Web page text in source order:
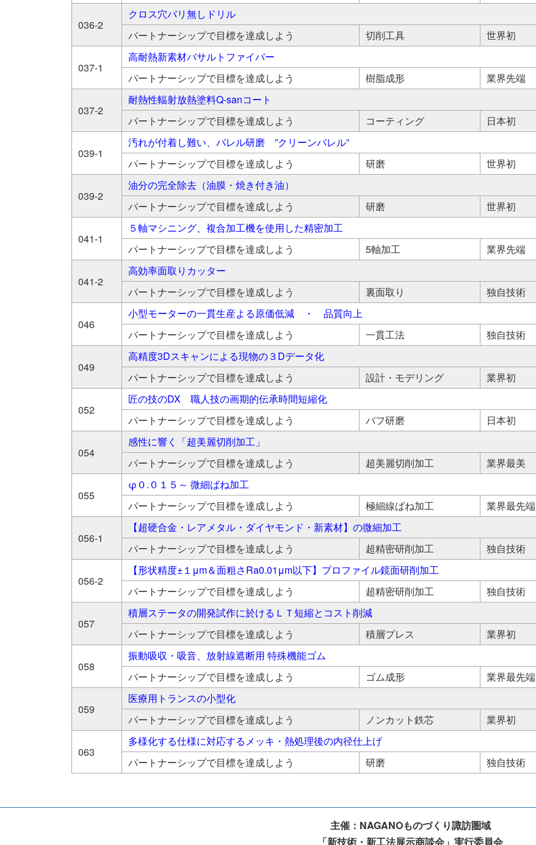
036-2
クロス穴バリ無しドリル
パートナーシップで目標を達成しよう
切削工具 世界初
037-1
高耐熱新素材バサルトファイバー
パートナーシップで目標を達成しよう
樹脂成形 業界先端
037-2
耐熱性輻射放熱塗料Q‐sanコート
パートナーシップで目標を達成しよう
コーティング 日本初
039-1
汚れが付着し難い、バレル研磨 ”クリーンバレル”
パートナーシップで目標を達成しよう
研磨 世界初
039-2
油分の完全除去（油膜・焼き付き油）
パートナーシップで目標を達成しよう
研磨 世界初
041-1
５軸マシニング、複合加工機を使用した精密加工
パートナーシップで目標を達成しよう
5軸加工 業界先端
041-2
高効率面取りカッター
パートナーシップで目標を達成しよう
裏面取り 独自技術
046
小型モーターの一貫生産よる原価低減 ・ 品質向上
パートナーシップで目標を達成しよう
一貫工法 独自技術
049
高精度3Dスキャンによる現物の３Dデータ化
パートナーシップで目標を達成しよう
設計・モデリング 業界初
052
匠の技のDX 職人技の画期的伝承時間短縮化
パートナーシップで目標を達成しよう
バフ研磨 日本初
054
感性に響く「超美麗切削加工」
パートナーシップで目標を達成しよう
超美麗切削加工 業界最美
055
φ０.０１５～ 微細ばね加工
パートナーシップで目標を達成しよう
極細線ばね加工 業界最先端
056-1
【超硬合金・レアメタル・ダイヤモンド・新素材】の微細加工
パートナーシップで目標を達成しよう
超精密研削加工 独自技術
056-2
【形状精度±１μm＆面粗さRa0.01μm以下】プロファイル鏡面研削加工
パートナーシップで目標を達成しよう
超精密研削加工 独自技術
057
積層ステータの開発試作に於けるＬＴ短縮とコスト削減
パートナーシップで目標を達成しよう
積層プレス 業界初
058
振動吸収・吸音、放射線遮断用 特殊機能ゴム
パートナーシップで目標を達成しよう
ゴム成形 業界最先端
059
医療用トランスの小型化
パートナーシップで目標を達成しよう
ノンカット鉄芯 業界初
063
多様化する仕様に対応するメッキ・熱処理後の内径仕上げ
パートナーシップで目標を達成しよう
研磨 独自技術
主催：NAGANOものづくり諏訪圏域
「新技術・新工法展示商談会」実行委員会